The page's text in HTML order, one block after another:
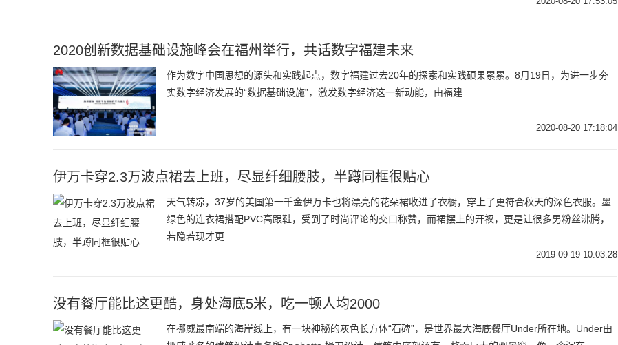
2020创新数据基础设施峰会在福州举行，共话数字福建未来
作为数字中国思想的源头和实践起点，数字福建过去20年的探索和实践硕果累累。8月19日，为进一步夯
实数字经济发展的“数据基础设施”，激发数字经济这一新动能，由福建
2020-08-20 17:18:04
伊万卡穿2.3万波点裙去上班，尽显纤细腰肢，半蹲同框很贴心
天气转凉，37岁的美国第一千金伊万卡也将漂亮的花朵裙收进了衣橱，穿上了更符合秋天的深色衣服。墨
绿色的连衣裙搭配PVC高跟鞋，受到了时尚评论的交口称赞，而裙摆上的开衩，更是让很多男粉丝沸腾，
若隐若现才更
2019-09-19 10:03:28
没有餐厅能比这更酷，身处海底5米，吃一顿人均2000
在挪威最南端的海岸线上，有一块神秘的灰色长方体“石碑”，是世界最大海底餐厅Under所在地。Under由